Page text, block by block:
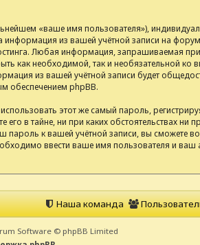
«ваше имя пользователя»),
из вашей учётной записи на
Любая информация, запрашиваемая
как необходимой, так и необязательной ко
из вашей учётной записи будет
обеспечением phpBB.
этот же самый пароль,
в тайне, ни при каких обстоятельствах ни
к вашей учётной записи, вы сможете
ввести ваше имя пользователя и ваш
Наша команда
Software © phpBB Limited